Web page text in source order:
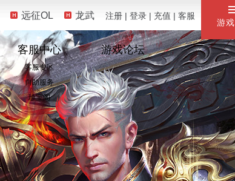
游
远征OL 龙武 注册 | 登录 | 充值 | 客服
客服中心
客服专区
自助服务
珍宝阁
游戏论坛